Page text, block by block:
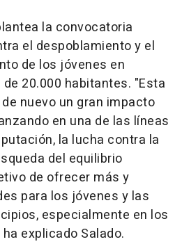
la convocatoria
el despoblamiento y el
de los jóvenes en
20.000 habitantes. "Esta
nuevo un gran impacto
en una de las líneas
la lucha contra la
del equilibrio
de ofrecer más y
para los jóvenes y las
especialmente en los
explicado Salado.